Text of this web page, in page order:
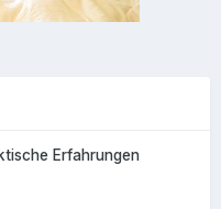
Erfahrungen